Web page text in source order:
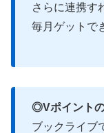
さらに連携す
毎月ゲットで
◎Vポイント
ブックライブ